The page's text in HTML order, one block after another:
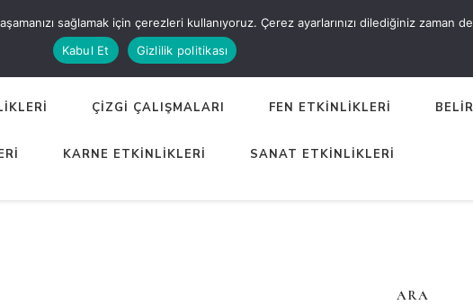
ÇİZGİ ÇALIŞMALARI FEN ETKİNLİKLERİ
KARNE ETKİNLİKLERİ SANAT ETKİNLİKLERİ
ARA
sağlamak için çerezleri kullanıyoruz. Çerez ayarlarınızı dilediğiniz
Kabul Et
Gizlilik politikası